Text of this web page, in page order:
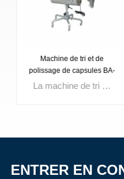
Machine de polissage de
comprimés de capsules
BA-YPJ-ll
Les machines à polir les comprimés de capsules sont principalement utilisées pour polir et finir la surface des formes posologiques de capsules dures fabriquées, afin d'améliorer leur apparence et leur éclat.
ENTRER EN